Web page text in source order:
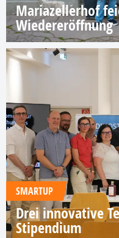
Mariazellerhof
Wiedereröffnung
SMARTUP
Drei innovative
Stipendium